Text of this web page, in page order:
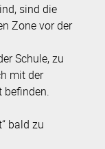
sind die
Zone vor der
Schule, zu
mit der
befinden.
bald zu